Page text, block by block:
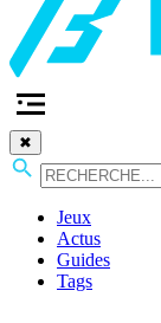
✖
Jeux
Actus
Guides
Tags